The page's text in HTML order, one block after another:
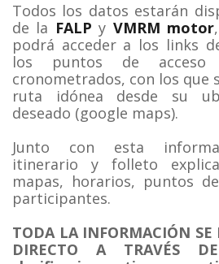
Todos los datos estarán
de la FALP y VMRM motor
podrá acceder a los links
los puntos de
cronometrados, con los que
ruta idónea desde su
deseado (google maps).
Junto con esta
itinerario y folleto
mapas, horarios, puntos
participantes.
TODA LA INFORMACIÓN SE
DIRECTO A TRAVÉS